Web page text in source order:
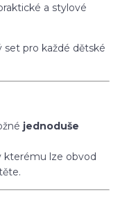
a stylové
set pro každé dětské
jednoduše
kterému lze obvod